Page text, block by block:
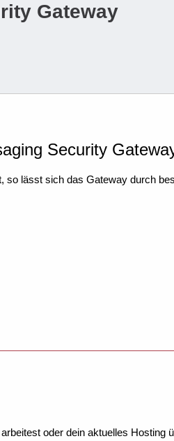
Gateway
Security
so lässt sich das Gateway durch
oder dein aktuelles